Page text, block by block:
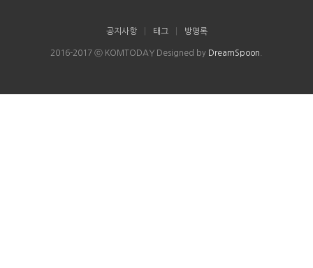
공지사항 태그 방명록
2016-2017 ⓒ KOMTODAY Designed by DreamSpoon